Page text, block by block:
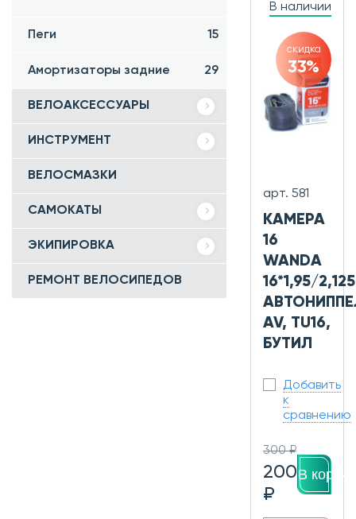
Пеги 15
Амортизаторы задние 29
ВЕЛОАКСЕССУАРЫ
ИНСТРУМЕНТ
ВЕЛОСМАЗКИ
САМОКАТЫ
ЭКИПИРОВКА
РЕМОНТ ВЕЛОСИПЕДОВ
В наличии
скидка
33%
арт. 581
КАМЕРА
16
WANDA
16*1,95/2,125
AV, TU16,
БУТИЛ
Добавить
к
сравнению
300 ₽
200
₽
В